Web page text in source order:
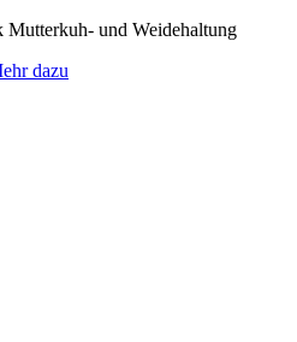
Mutterkuh- und Weidehaltung
dazu